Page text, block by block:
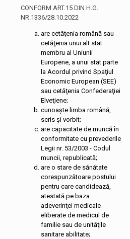
CONFORM ART.15 DIN H.G.
NR.1336/28.10.2022
are cetăţenia română sau
cetăţenia unui alt stat
membru al Uniunii
Europene, a unui stat parte
la Acordul privind Spaţiul
Economic European (SEE)
sau cetăţenia Confederaţiei
Elveţiene;
cunoaşte limba română,
scris şi vorbit;
are capacitate de muncă în
conformitate cu prevederile
Legii nr. 53/2003 - Codul
muncii, republicată;
are o stare de sănătate
corespunzătoare postului
pentru care candidează,
atestată pe baza
adeverinţei medicale
eliberate de medicul de
familie sau de unităţile
sanitare abilitate;